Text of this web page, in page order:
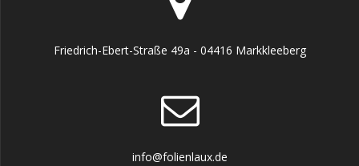
Friedrich-Ebert-Straße 49a - 04416 Markkleeberg
info@folienlaux.de